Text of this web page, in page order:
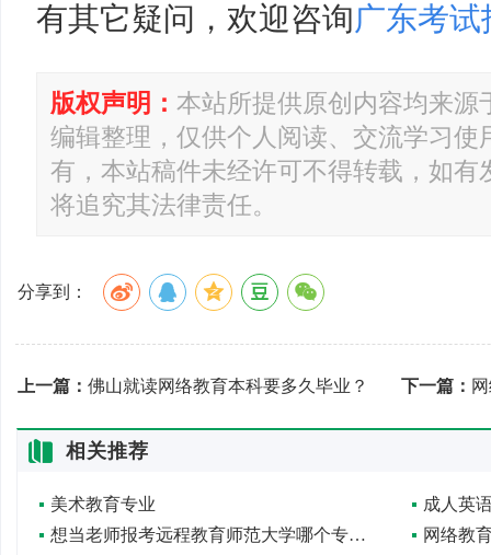
有其它疑问，欢迎咨询广东考试
版权声明： 本站所提供原创内容均来源
编辑整理，仅供个人阅读、交流学习使
有，本站稿件未经许可不得转载，如有
将追究其法律责任。
分享到：
上一篇： 佛山就读网络教育本科要多久毕业？ 下一篇： 网
相关推荐
美术教育专业
成人英
想当老师报考远程教育师范大学哪个专业好？
网络教